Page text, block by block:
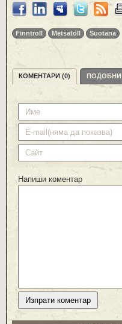
Finntroll Metsatöll Suotana
КОМЕНТАРИ (0) ПОДОБНИ
Напиши коментар